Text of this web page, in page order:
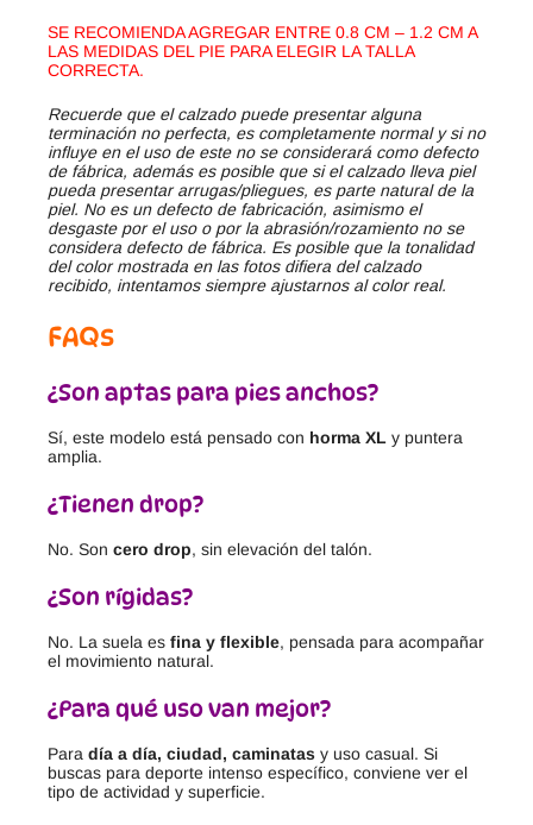
SE RECOMIENDA AGREGAR ENTRE 0.8 CM – 1.2 CM A
LAS MEDIDAS DEL PIE PARA ELEGIR LA TALLA
CORRECTA.
Recuerde que el calzado puede presentar alguna
terminación no perfecta, es completamente normal y si no
influye en el uso de este no se considerará como defecto
de fábrica, además es posible que si el calzado lleva piel
pueda presentar arrugas/pliegues, es parte natural de la
piel. No es un defecto de fabricación, asimismo el
desgaste por el uso o por la abrasión/rozamiento no se
considera defecto de fábrica. Es posible que la tonalidad
del color mostrada en las fotos difiera del calzado
recibido, intentamos siempre ajustarnos al color real.
FAQs
¿Son aptas para pies anchos?
Sí, este modelo está pensado con horma XL y puntera
amplia.
¿Tienen drop?
No. Son cero drop, sin elevación del talón.
¿Son rígidas?
No. La suela es fina y flexible, pensada para acompañar
el movimiento natural.
¿Para qué uso van mejor?
Para día a día, ciudad, caminatas y uso casual. Si
buscas para deporte intenso específico, conviene ver el
tipo de actividad y superficie.